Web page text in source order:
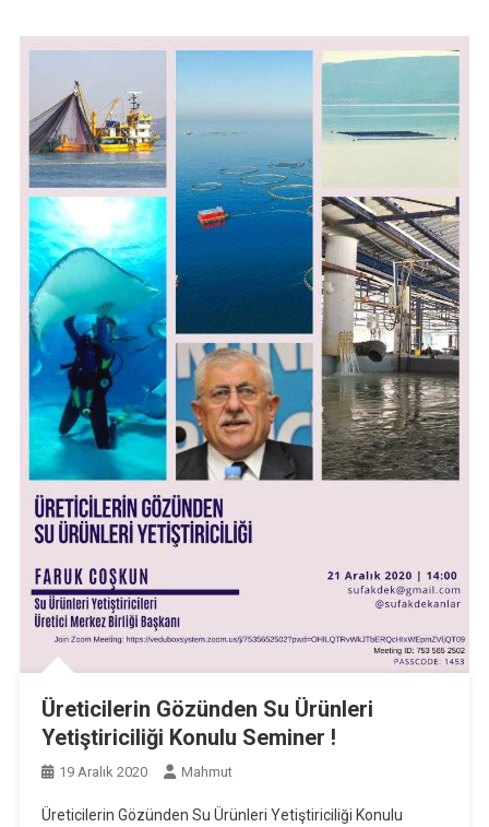
Üreticilerin Gözünden Su Ürünleri
Yetiştiriciliği Konulu Seminer !
19 Aralık 2020 Mahmut
Üreticilerin Gözünden Su Ürünleri Yetiştiriciliği Konulu